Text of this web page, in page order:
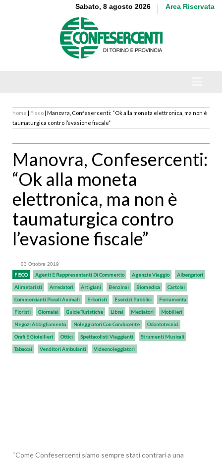
Sabato, 8 agosto 2026 Area Riservata
home | Fisco| Manovra, Confesercenti: “Ok alla moneta elettronica, ma non è
taumaturgica contro l’evasione fiscale”
Manovra, Confesercenti:
“Ok alla moneta
elettronica, ma non è
taumaturgica contro
l’evasione fiscale”
03 Ottobre 2019
FISCO Agenti E Rappresentanti Di Commercio Agenzie Viaggio Albergatori
Alimetaristi Arredatori Artigiani Benzinai Biomedica Cartolai
Commercianti Piccoli Animali Erboristi Esercizi Pubblici Ferramenta
Fioristi Giornalai Guide Turistiche Librai Mediatori Mobilieri
Negozi Abbigliamento Noleggiatori Con Conducente Odontotecnici
Orafi E Gioiellieri Ottici Spettacolisti Viaggianti Strumenti Musicali
Tabaccai Venditori Ambulanti Videonoleggiatori
“Come Confesercenti siamo sempre stati contrari a una